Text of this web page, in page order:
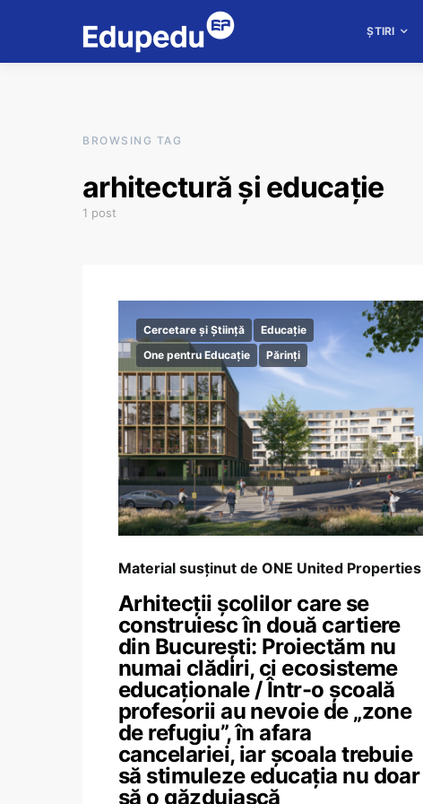
ȘTIRI
BROWSING TAG
arhitectură și educație
1 post
Cercetare și Știință
Educație
One pentru Educație
Părinți
Material susținut de ONE United Properties
Arhitecții școlilor care se
construiesc în două cartiere
din București: Proiectăm nu
numai clădiri, ci ecosisteme
educaționale / Într-o școală
profesorii au nevoie de „zone
de refugiu”, în afara
cancelariei, iar școala trebuie
să stimuleze educația nu doar
să o găzduiască